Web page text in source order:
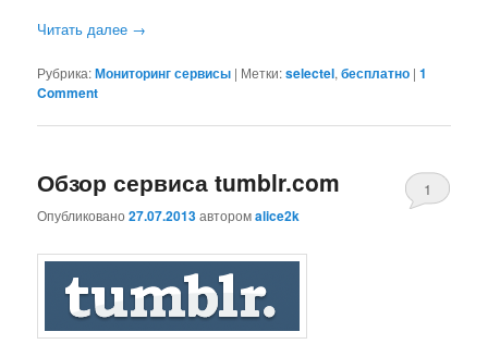
Читать далее →
Рубрика:Мониторинг сервисы | Метки:selectel,бесплатно |1
Comment
Обзор сервиса tumblr.com
Опубликовано27.07.2013авторомalice2k
1